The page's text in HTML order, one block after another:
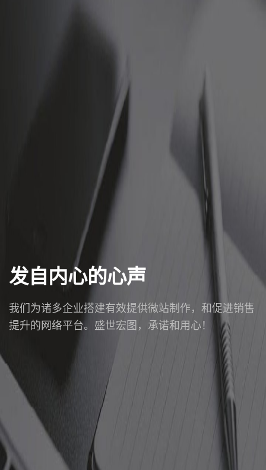
发自内心的心声
我们为诸多企业搭建有效提供微站制作，和促进销售
提升的网络平台。盛世宏图，承诺和用心！